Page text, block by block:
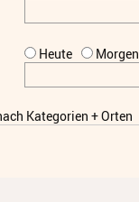
Heute Morgen
Kategorien + Orten